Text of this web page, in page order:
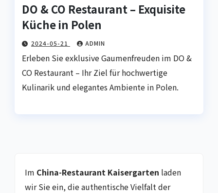
DO & CO Restaurant – Exquisite
Küche in Polen
2024-05-21 ADMIN
Erleben Sie exklusive Gaumenfreuden im DO &
CO Restaurant – Ihr Ziel für hochwertige
Kulinarik und elegantes Ambiente in Polen.
Im China-Restaurant Kaisergarten laden
wir Sie ein, die authentische Vielfalt der